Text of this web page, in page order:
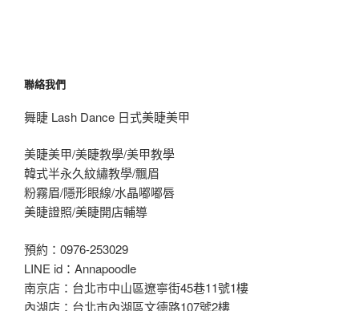
聯絡我們
舞睫 Lash Dance 日式美睫美甲
美睫美甲/美睫教學/美甲教學
韓式半永久紋繡教學/飄眉
粉霧眉/隱形眼線/水晶嘟嘟唇
美睫證照/美睫開店輔導
預約：0976-253029
LINE id：Annapoodle
南京店：台北市中山區遼寧街45巷11號1樓
內湖店：台北市內湖區文德路107號2樓